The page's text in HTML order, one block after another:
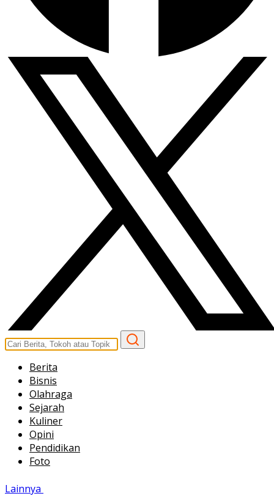
Berita
Bisnis
Olahraga
Sejarah
Kuliner
Opini
Pendidikan
Foto
Lainnya